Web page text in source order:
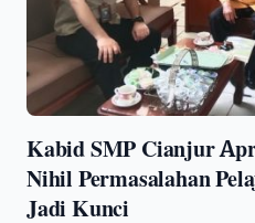
Kabid SMP Cianjur
Nihil Permasalahan
Jadi Kunci